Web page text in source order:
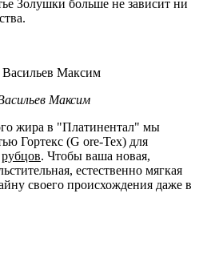
Золушки больше не зависит ни
Максим
жира в "Платинентал" мы
Гортекс (G ore-Tex) для
рубцов. Чтобы ваша новая,
естественно мягкая
своего происхождения даже в